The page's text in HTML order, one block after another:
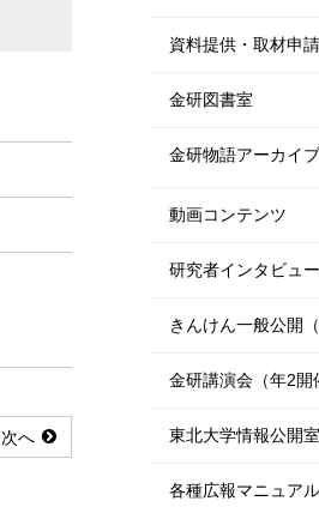
次へ
資料提供・取材申請
金研図書室
金研物語アーカイブ
動画コンテンツ
研究者インタビュ
きんけん一般公開
金研講演会（年2開
東北大学情報公開
各種広報マニュア